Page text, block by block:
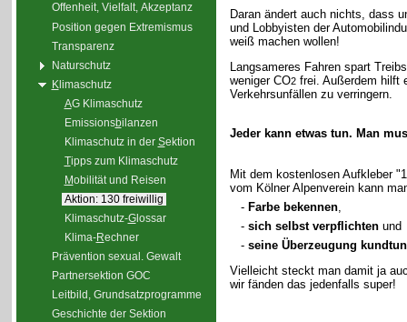
Offenheit, Vielfalt, Akzeptanz
Position gegen Extremismus
Transparenz
Naturschutz
Klimaschutz
AG Klimaschutz
Emissionsbilanzen
Klimaschutz in der Sektion
Tipps zum Klimaschutz
Mobilität und Reisen
Aktion: 130 freiwillig
Klimaschutz-Glossar
Klima-Rechner
Prävention sexual. Gewalt
Partnersektion GOC
Leitbild, Grundsatzprogramme
Geschichte der Sektion
Daran ändert auch nichts, dass
und Lobbyisten der
weiß machen wollen!
Langsameres Fahren spart
weniger CO2frei. Außerdem hilft
Verkehrsunfällen zu verringern.
Jeder kann etwas tun. Man
Mit dem kostenlosen Aufkleber
vom Kölner Alpenverein kann
- Farbe bekennen,
- sich selbst verpflichtenund
- seine Überzeugung kundtun
Vielleicht steckt man damit ja
wir fänden das jedenfalls super!